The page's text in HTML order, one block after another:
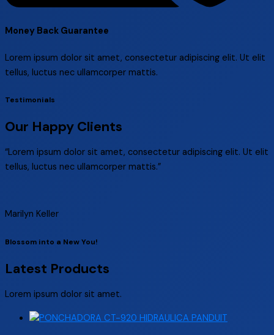
Money Back Guarantee
Lorem ipsum dolor sit amet, consectetur adipiscing elit. Ut elit
tellus, luctus nec ullamcorper mattis.
Testimonials
Our Happy Clients
“Lorem ipsum dolor sit amet, consectetur adipiscing elit. Ut elit
tellus, luctus nec ullamcorper mattis.”
Marilyn Keller
Blossom into a New You!
Latest Products
Lorem ipsum dolor sit amet.